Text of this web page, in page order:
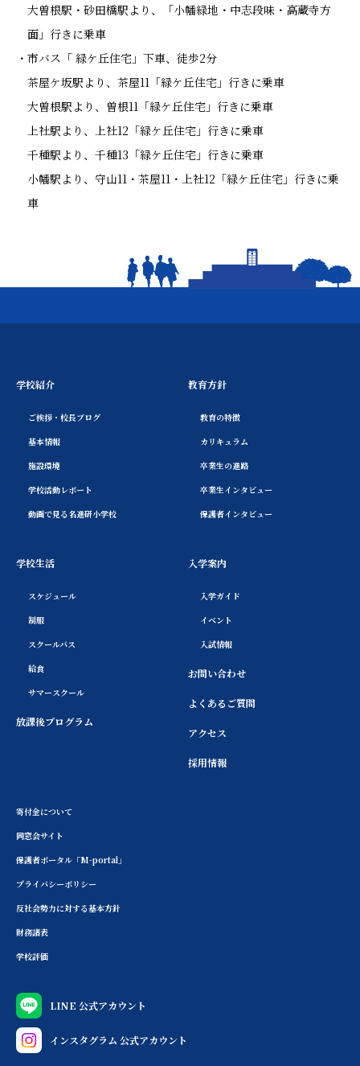
大曽根駅・砂田橋駅より、「小幡緑地・中志段味・高蔵寺方
面」行きに乗車
市バス「 緑ケ丘住宅」下車、徒歩2分
茶屋ケ坂駅より、茶屋11「緑ケ丘住宅」行きに乗車
大曽根駅より、曽根11「緑ケ丘住宅」行きに乗車
上社駅より、上社12「緑ケ丘住宅」行きに乗車
千種駅より、千種13「緑ケ丘住宅」行きに乗車
小幡駅より、守山11・茶屋11・上社12「緑ケ丘住宅」行きに乗
車
学校紹介
ご挨拶・校長ブログ
基本情報
施設環境
学校活動レポート
動画で見る名進研小学校
教育方針
教育の特徴
カリキュラム
卒業生の進路
卒業生インタビュー
保護者インタビュー
学校生活
スケジュール
制服
スクールバス
給食
サマースクール
放課後プログラム
入学案内
入学ガイド
イベント
入試情報
お問い合わせ
よくあるご質問
アクセス
採用情報
寄付金について
同窓会サイト
保護者ポータル「M-portal」
プライバシーポリシー
反社会勢力に対する基本方針
財務諸表
学校評価
LINE 公式アカウント
インスタグラム 公式アカウント